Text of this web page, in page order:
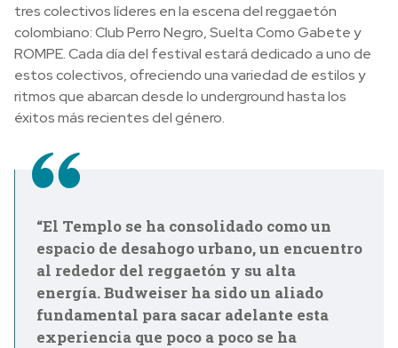
tres colectivos líderes en la escena del reggaetón
colombiano: Club Perro Negro, Suelta Como Gabete y
ROMPE. Cada día del festival estará dedicado a uno de
estos colectivos, ofreciendo una variedad de estilos y
ritmos que abarcan desde lo underground hasta los
éxitos más recientes del género.
“El Templo se ha consolidado como un
espacio de desahogo urbano, un encuentro
al rededor del reggaetón y su alta
energía. Budweiser ha sido un aliado
fundamental para sacar adelante esta
experiencia que poco a poco se ha